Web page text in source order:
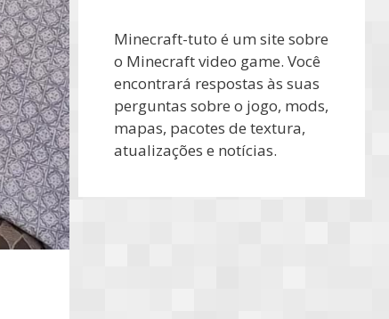
Minecraft-tuto é um site sobre
o Minecraft video game. Você
encontrará respostas às suas
perguntas sobre o jogo, mods,
mapas, pacotes de textura,
atualizações e notícias.